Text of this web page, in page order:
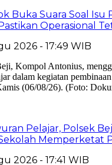
Buka Suara Soal
Operasional
2026 - 17:49 WIB
Pelajar, Polsek
Memperketat
2026 - 17:41 WIB